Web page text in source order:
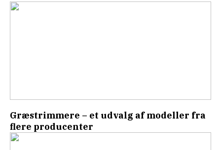
Græstrimmere – et udvalg af modeller fra
flere producenter